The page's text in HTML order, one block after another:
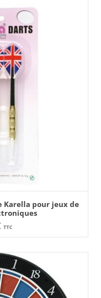
Karella pour jeux de
TTC